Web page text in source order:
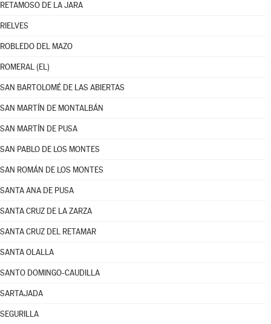
RETAMOSO DE LA JARA
RIELVES
ROBLEDO DEL MAZO
ROMERAL (EL)
SAN BARTOLOMÉ DE LAS ABIERTAS
SAN MARTÍN DE MONTALBÁN
SAN MARTÍN DE PUSA
SAN PABLO DE LOS MONTES
SAN ROMÁN DE LOS MONTES
SANTA ANA DE PUSA
SANTA CRUZ DE LA ZARZA
SANTA CRUZ DEL RETAMAR
SANTA OLALLA
SANTO DOMINGO-CAUDILLA
SARTAJADA
SEGURILLA